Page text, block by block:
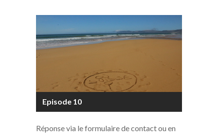
Episode 10
Réponse via le formulaire de contact ou en